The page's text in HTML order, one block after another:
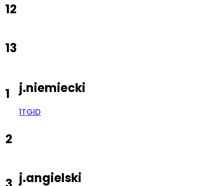
12
13
1 j.niemiecki
1TGID
2
j.angielski